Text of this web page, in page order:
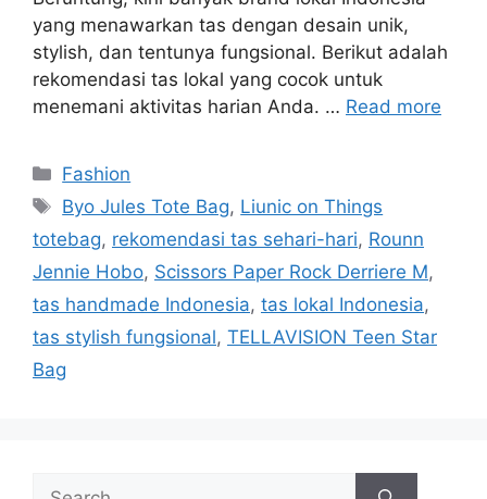
yang menawarkan tas dengan desain unik,
stylish, dan tentunya fungsional. Berikut adalah
rekomendasi tas lokal yang cocok untuk
menemani aktivitas harian Anda. … Read more
Categories
Fashion
Tags
Byo Jules Tote Bag, Liunic on Things
totebag, rekomendasi tas sehari-hari, Rounn
Jennie Hobo, Scissors Paper Rock Derriere M,
tas handmade Indonesia, tas lokal Indonesia,
tas stylish fungsional, TELLAVISION Teen Star
Bag